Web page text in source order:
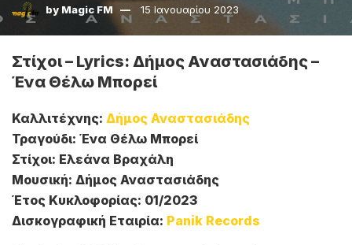
by Magic FM 15 Ιανουαρίου 2023
Στίχοι – Lyrics: Δήμος Αναστασιάδης –
Ένα Θέλω Μπορεί
Καλλιτέχνης: Δήμος Αναστασιάδης
Τραγούδι: Ένα Θέλω Μπορεί
Στίχοι: Ελεάνα Βραχάλη
Μουσική: Δήμος Αναστασιάδης
Έτος Κυκλοφορίας: 01/2023
Δισκογραφική Εταιρία: Panik Records